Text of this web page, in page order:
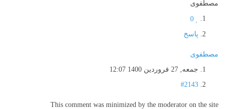
مصطفوی
0
پاسخ
مصطفوی
جمعه, 27 فروردين 1400 12:07
#2143
This comment was minimized by the moderator on the site